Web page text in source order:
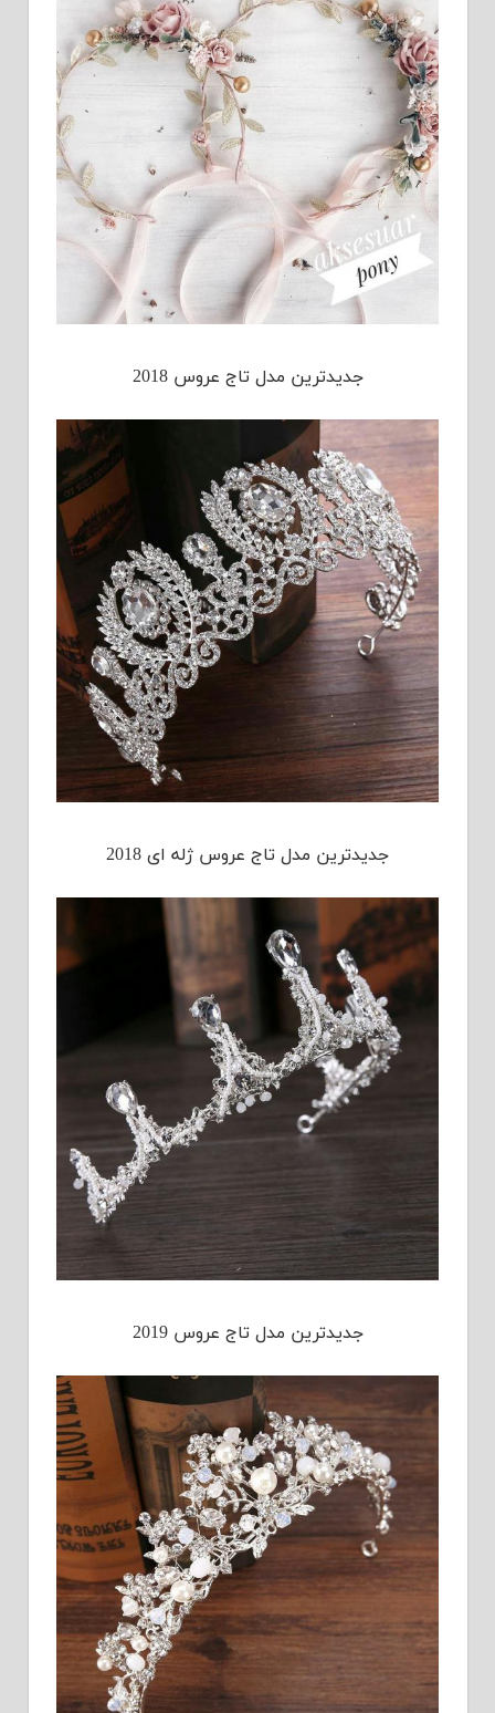
جدیدترین مدل تاج عروس 2018
جدیدترین مدل تاج عروس ژله ای 2018
جدیدترین مدل تاج عروس 2019